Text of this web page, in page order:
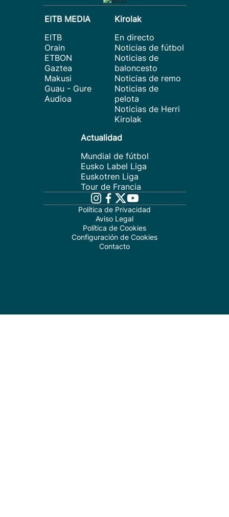
EITB MEDIA
EITB
Orain
ETBON
Gaztea
Makusi
Guau - Gure
Audioa
Kirolak
En directo
Noticias de fútbol
Noticias de
baloncesto
Noticias de remo
Noticias de
pelota
Noticias de Herri
Kirolak
Actualidad
Mundial de fútbol
Eusko Label Liga
Euskotren Liga
Tour de Francia
Política de Privacidad
Aviso Legal
Política de Cookies
Configuración de Cookies
Contacto